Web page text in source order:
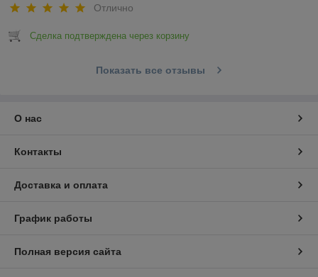
Отлично
Сделка подтверждена через корзину
Показать все отзывы
О нас
Контакты
Доставка и оплата
График работы
Полная версия сайта